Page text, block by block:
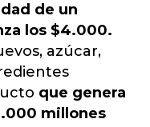
de un
los $4.000.
azúcar,
que genera
millones